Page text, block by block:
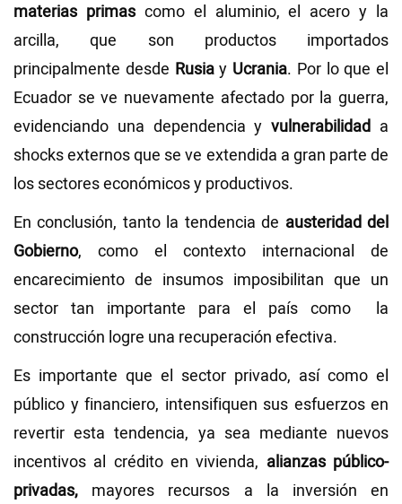
materias primascomo el aluminio, el acero y la
arcilla, que son productos importados
principalmente desde Rusiay Ucrania. Por lo que el
Ecuador se ve nuevamente afectado por la guerra,
evidenciando una dependencia yvulnerabilidad a
shocks externos que se ve extendida a gran parte de
los sectores económicos y productivos.
En conclusión, tanto la tendencia de austeridad del
Gobierno, como el contexto internacional de
encarecimiento de insumos imposibilitan que un
sector tan importante para el país como la
construcción logre una recuperación efectiva.
Es importante que el sector privado, así como el
público y financiero, intensifiquen sus esfuerzos en
revertir esta tendencia, ya sea mediante nuevos
incentivos al crédito en vivienda, alianzas público-
privadas, mayores recursos a la inversión en